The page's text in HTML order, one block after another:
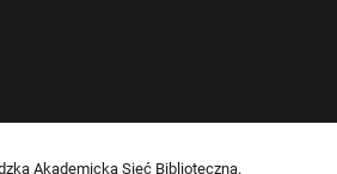
Akademicką Sieć Biblioteczną.